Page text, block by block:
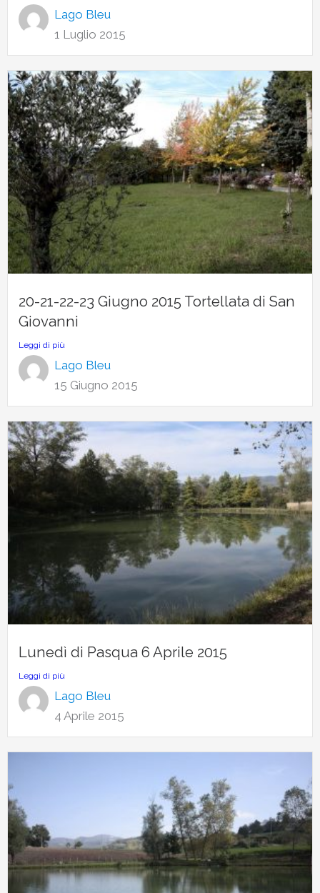
Lago Bleu
1 Luglio 2015
20-21-22-23 Giugno 2015 Tortellata di San
Giovanni
Leggi di più
Lago Bleu
15 Giugno 2015
Lunedì di Pasqua 6 Aprile 2015
Leggi di più
Lago Bleu
4 Aprile 2015